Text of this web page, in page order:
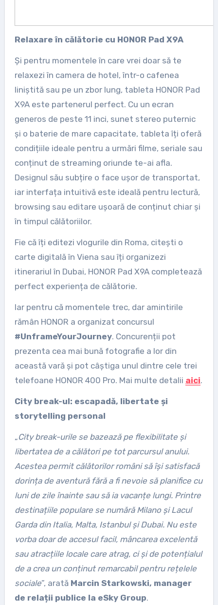
Relaxare în călătorie cu HONOR Pad X9A
Și pentru momentele în care vrei doar să te
relaxezi în camera de hotel, într-o cafenea
liniștită sau pe un zbor lung, tableta HONOR Pad
X9A este partenerul perfect. Cu un ecran
generos de peste 11 inci, sunet stereo puternic
și o baterie de mare capacitate, tableta îți oferă
condițiile ideale pentru a urmări filme, seriale sau
conținut de streaming oriunde te-ai afla.
Designul său subțire o face ușor de transportat,
iar interfața intuitivă este ideală pentru lectură,
browsing sau editare ușoară de conținut chiar și
în timpul călătoriilor.
Fie că îți editezi vlogurile din Roma, citești o
carte digitală în Viena sau îți organizezi
itinerariul în Dubai, HONOR Pad X9A completează
perfect experiența de călătorie.
Iar pentru că momentele trec, dar amintirile
rămân HONOR a organizat concursul
#UnframeYourJourney. Concurenții pot
prezenta cea mai bună fotografie a lor din
această vară și pot câștiga unul dintre cele trei
telefoane HONOR 400 Pro. Mai multe detalii aici.
City break-ul: escapadă, libertate și
storytelling personal
„City break-urile se bazează pe flexibilitate și
libertatea de a călători pe tot parcursul anului.
Acestea permit călătorilor români să își satisfacă
dorința de aventură fără a fi nevoie să planifice cu
luni de zile înainte sau să ia vacanțe lungi. Printre
destinațiile populare se numără Milano și Lacul
Garda din Italia, Malta, Istanbul și Dubai. Nu este
vorba doar de accesul facil, mâncarea excelentă
sau atracțiile locale care atrag, ci și de potențialul
de a crea un conținut remarcabil pentru rețelele
sociale”, arată Marcin Starkowski, manager
de relații publice la eSky Group.